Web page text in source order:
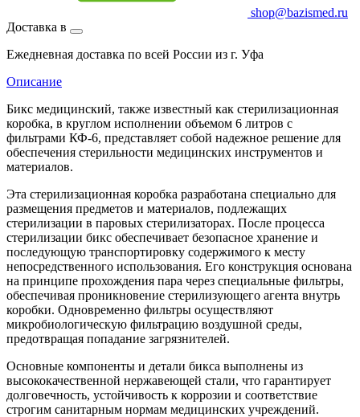
shop@bazismed.ru
Доставка в
Ежедневная доставка по всей России из г. Уфа
Описание
Бикс медицинский, также известный как стерилизационная
коробка, в круглом исполнении объемом 6 литров с
фильтрами КФ-6, представляет собой надежное решение для
обеспечения стерильности медицинских инструментов и
материалов.
Эта стерилизационная коробка разработана специально для
размещения предметов и материалов, подлежащих
стерилизации в паровых стерилизаторах. После процесса
стерилизации бикс обеспечивает безопасное хранение и
последующую транспортировку содержимого к месту
непосредственного использования. Его конструкция основана
на принципе прохождения пара через специальные фильтры,
обеспечивая проникновение стерилизующего агента внутрь
коробки. Одновременно фильтры осуществляют
микробиологическую фильтрацию воздушной среды,
предотвращая попадание загрязнителей.
Основные компоненты и детали бикса выполнены из
высококачественной нержавеющей стали, что гарантирует
долговечность, устойчивость к коррозии и соответствие
строгим санитарным нормам медицинских учреждений.